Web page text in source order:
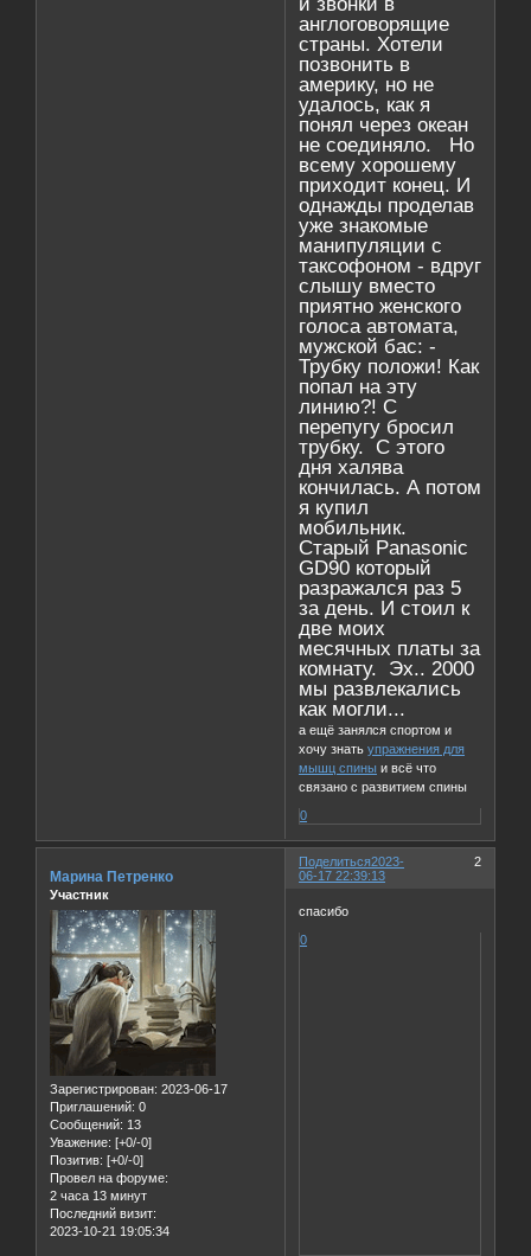
и звонки в
англоговорящие
страны. Хотели
позвонить в
америку, но не
удалось, как я
понял через океан
не соединяло. Но
всему хорошему
приходит конец. И
однажды проделав
уже знакомые
манипуляции с
таксофоном - вдруг
слышу вместо
приятно женского
голоса автомата,
мужской бас: -
Трубку положи! Как
попал на эту
линию?! С
перепугу бросил
трубку. С этого
дня халява
кончилась. А потом
я купил
мобильник.
Старый Panasonic
GD90 который
разражался раз 5
за день. И стоил к
две моих
месячных платы за
комнату. Эх.. 2000
мы развлекались
как могли...
а ещё занялся спортом и
хочу знатьупражнения для
мышц спины и всё что
связано с развитием спины
0
Поделиться 2
2023-
06-17 22:39:13
Марина Петренко
Участник
Зарегистрирован: 2023-06-17
Приглашений: 0
Сообщений: 13
Уважение: [+0/-0]
Позитив: [+0/-0]
Провел на форуме:
2 часа 13 минут
Последний визит:
2023-10-21 19:05:34
спасибо
0